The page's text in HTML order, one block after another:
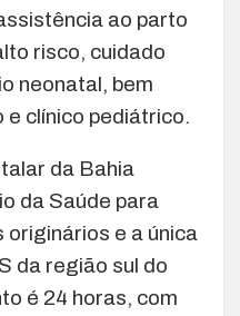
ao parto
risco, cuidado
neonatal, bem
e clínico pediátrico.
da Bahia
da Saúde para
e a única
da região sul do
é 24 horas, com